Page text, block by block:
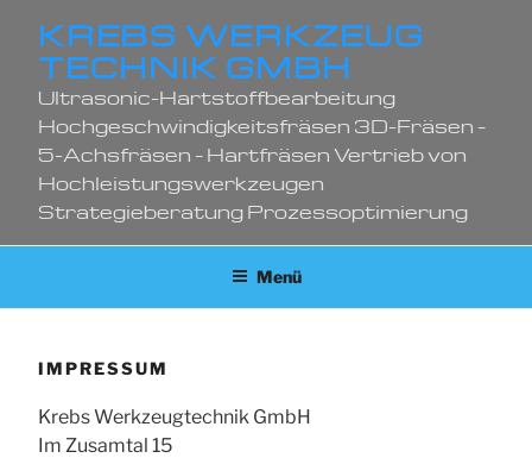
Inhalt
springen
KREBS WERKZEUG
TECHNIK GMBH
Ultrasonic-Hartstoffbearbeitung
Hochgeschwindigkeitsfräsen 3D-Fräsen –
5-Achsfräsen – Hartfräsen Vertrieb von
Hochleistungswerkzeugen
Strategieberatung Prozessoptimierung
Menü
IMPRESSUM
Krebs Werkzeugtechnik GmbH
Im Zusamtal 15